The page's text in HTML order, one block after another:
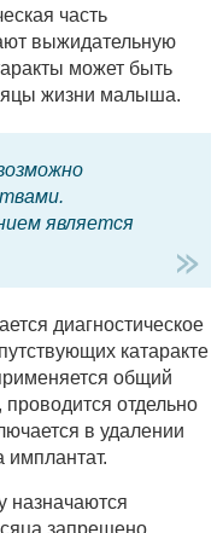
часть
выжидательную
может быть
жизни малыша.
является
диагностическое
катаракте
общий
отдельно
в удалении
назначаются
запрещено